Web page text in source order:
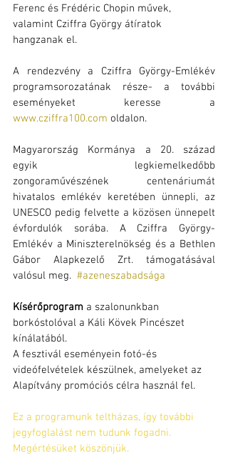
Ferenc és Frédéric Chopin művek,
valamint Cziffra György átíratok
hangzanak el.
A rendezvény a Cziffra György-Emlékév
programsorozatának része- a további
www.cziffra100.com oldalon.
Magyarország Kormánya a 20. század
egyik legkiemelkedőbb
zongoraművészének centenáriumát
hivatalos emlékév keretében ünnepli, az
UNESCO pedig felvette a közösen ünnepelt
évfordulók sorába. A Cziffra György-
Emlékév a Miniszterelnökség és a Bethlen
Gábor Alapkezelő Zrt. támogatásával
valósul meg. #azeneszabadsága
Kísérőprogram a szalonunkban
borkóstolóval a Káli Kövek Pincészet
kínálatából.
A fesztivál eseményein fotó-és
videófelvételek készülnek, amelyeket az
Alapítvány promóciós célra használ fel.
Ez a programunk teltházas, így további
jegyfoglalást nem tudunk fogadni.
Megértésüket köszönjük.